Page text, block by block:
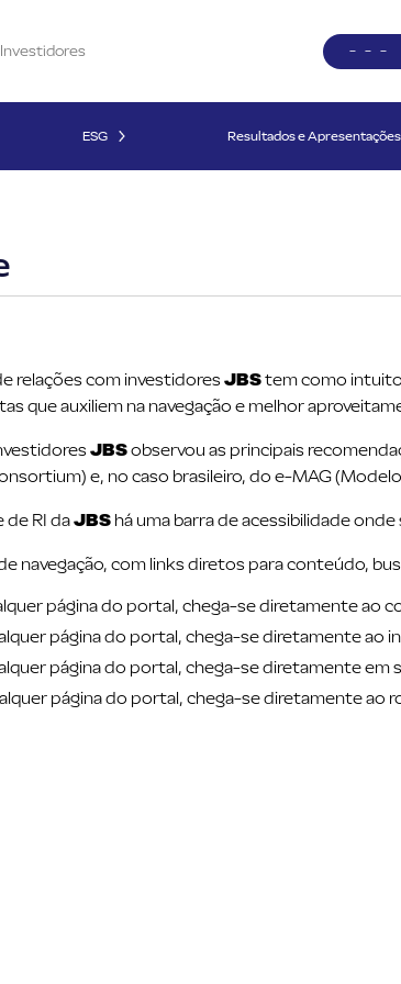
- - -
ESG Resultados e Apresentações
relações com investidores JBStem como
que auxiliem na navegação e melhor
JBSobservou as principais
e, no caso brasileiro, do e-MAG
RI daJBS há uma barra de acessibilidade
navegação, com links diretos para conteúdo,
página do portal, chega-se diretamente ao
página do portal, chega-se diretamente ao
página do portal, chega-se diretamente em
página do portal, chega-se diretamente ao